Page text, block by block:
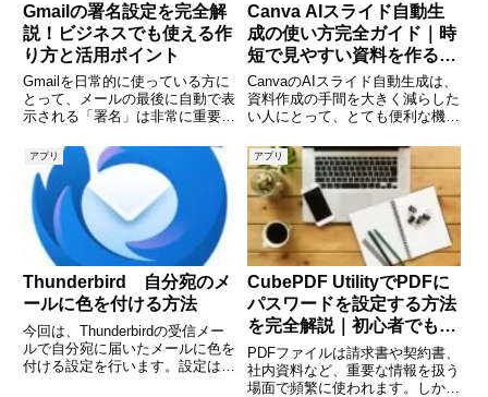
Gmailの署名設定を完全解
説！ビジネスでも使える作
り方と活用ポイント
Gmailを日常的に使っている方に
とって、メールの最後に自動で表
示される「署名」は非常に重要な
ことで、相手に信頼感を与えた
り、連絡先をスムーズに伝えたり
することができます。特にビジネ
スシーンでは、署名の内容や見
Canva AIスライド自動生
成の使い方完全ガイド｜時
短で見やすい資料を作るコ
ツを解説
CanvaのAIスライド自動生成は、
資料作成の手間を大きく減らした
い人にとって、とても便利な機能
けで、スライドの構成案やデザイ
ンのたたき台を短時間で作れるた
め、ゼロから考える負担を軽くで
きます。とくに、社内報告
アプリ
Thunderbird 自分宛のメ
ールに色を付ける方法
今回は、Thunderbirdの受信メー
ルで自分宛に届いたメールに色を
付ける設定を行います。設定は、
アプリ
CubePDF UtilityでPDFに
パスワードを設定する方法
を完全解説｜初心者でもで
きる安全なPDF管理術
PDFファイルは請求書や契約書、
社内資料など、重要な情報を扱う
場面で頻繁に使われます。しか